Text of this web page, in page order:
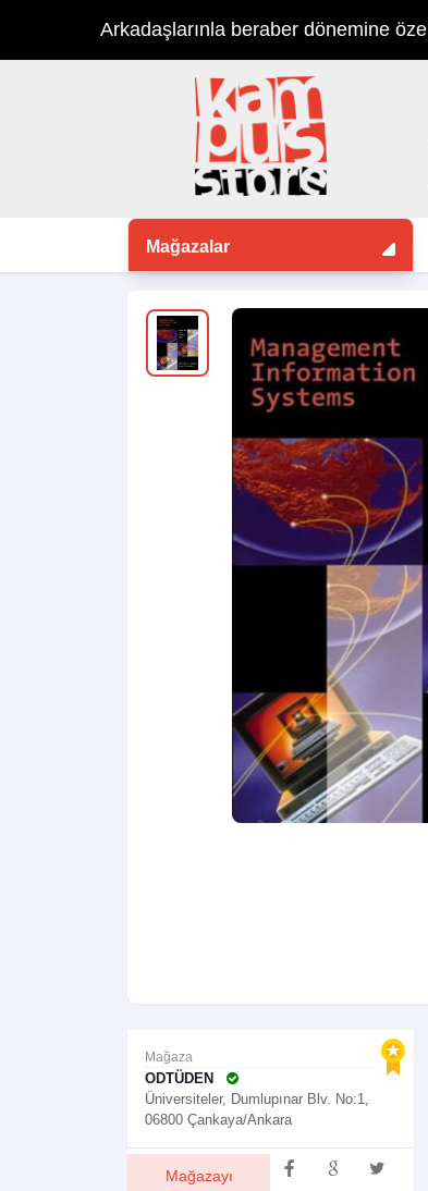
Arkadaşlarınla beraber dönemine
Mağazalar
Mağaza
ODTÜDEN
Üniversiteler, Dumlupınar Blv. No:1,
06800 Çankaya/Ankara
Mağazayı